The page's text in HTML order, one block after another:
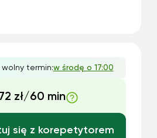
wolny termin:w środę o 17:00
72 zł/60 min
się z korepetytorem